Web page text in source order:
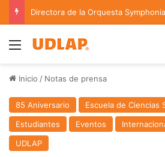
Menu
Inicio / Notas de prensa
85 Aniversario
Escuela de Ciencias
Estudiantes
Eventos
UDLAP